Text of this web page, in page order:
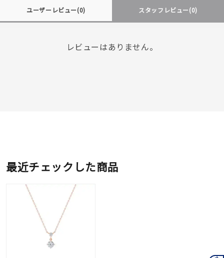
ユーザーレビュー(0) スタッフレビュー(0)
レビューはありません。
最近チェックした商品